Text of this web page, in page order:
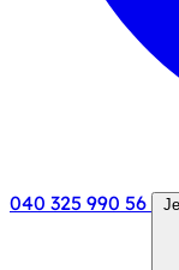
040 325 990 56